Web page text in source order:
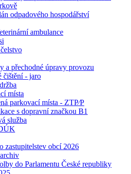
odpadového hospodářství
ambulance
a přechodné úpravy provozu
čištění - jaro
místa
parkovací místa - ZTP⁄P
s dopravní značkou B1
služba
zastupitelstev obcí 2026
do Parlamentu České republiky